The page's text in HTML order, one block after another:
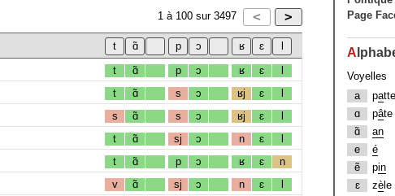
1 à 100 sur 3497
t ɑ̃ p ɔ ʁ ɛ l
t ɑ̃ s ɔ ʁj ɛ l
s ɑ̃ s ɔ ʁj ɛ l
t ɑ̃ sj ɔ n ɛ l
t ɑ̃ p ɔ ʁ ɛ n
v ɑ̃ sj ɔ n ɛ l
Page
A
Voyelles
a
patte
ɑ
pâte
ɑ̃
an
e
é
ẽ
pin
ɛ
zè le